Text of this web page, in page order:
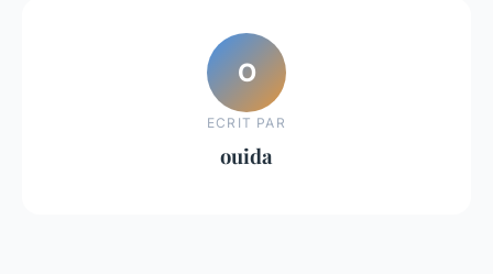
O
ECRIT PAR
ouida